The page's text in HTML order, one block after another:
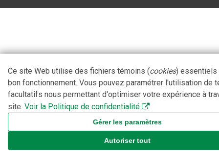
Ce site Web utilise des fichiers témoins (cookies) essentiels
bon fonctionnement. Vous pouvez paramétrer l'utilisation de
facultatifs nous permettant d'optimiser votre expérience à
site. Voir la Politique de confidentialité
Gérer les paramètres
Autoriser tout